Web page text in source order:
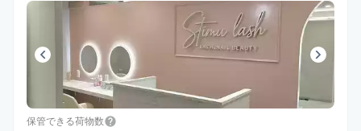
保管できる荷物数